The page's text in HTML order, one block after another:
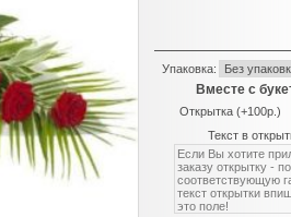
Упаковка:
Вместе с
Открытка (+100р.)
Текст в